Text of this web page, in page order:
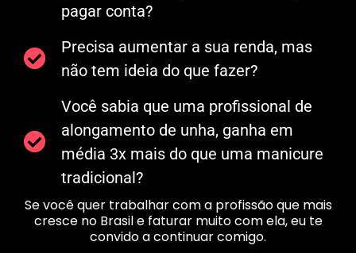
pagar conta?
Precisa aumentar a sua renda, mas
não tem ideia do que fazer?
Você sabia que uma profissional de
alongamento de unha, ganha em
média 3x mais do que uma manicure
tradicional?
Se você quer trabalhar com a profissão que mais
cresce no Brasil e faturar muito com ela, eu te
convido a continuar comigo.